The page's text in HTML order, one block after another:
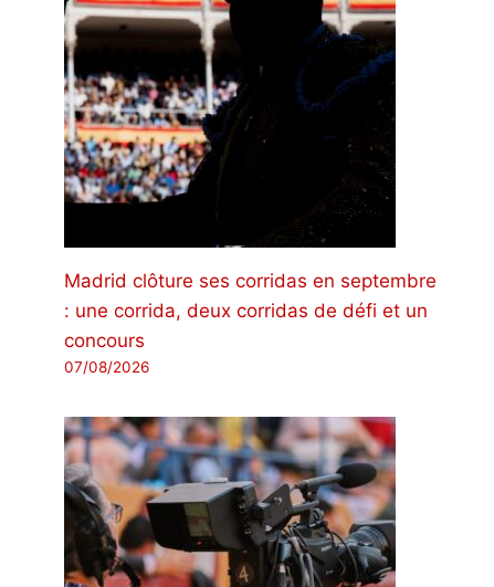
Madrid clôture ses corridas en septembre
: une corrida, deux corridas de défi et un
concours
07/08/2026